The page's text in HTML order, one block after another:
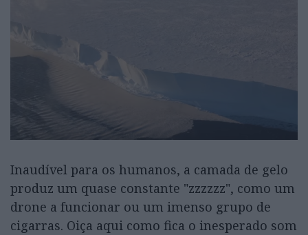
Inaudível para os humanos, a camada de gelo
produz um quase constante "zzzzzz", como um
drone a funcionar ou um imenso grupo de
cigarras. Oiça aqui como fica o inesperado som